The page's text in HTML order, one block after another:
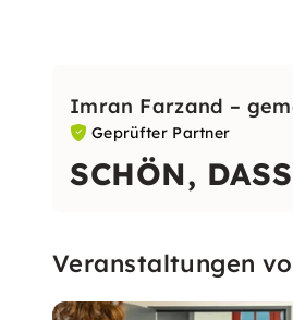
Imran Farzand –
Geprüfter Partner
SCHÖN,
Veranstaltungen